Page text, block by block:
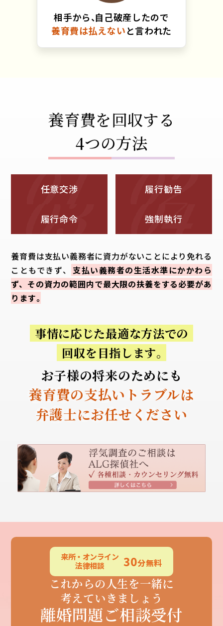
相手から、自己破産したので
養育費は払えないと言われた
養育費を回収する
4つの方法
任意交渉 履行勧告
履行命令 強制執行
養育費は支払い義務者に資力がないことにより免れる
こともできず、 支払い義務者の生活水準にかかわら
ず、その資力の範囲内で最大限の扶養をする必要があ
ります。
事情に応じた最適な方法での
回収を目指します。
お子様の将来のためにも
養育費の支払いトラブルは
弁護士にお任せください
来所・ オンライン
法律相談
30分無料
これからの人生を一緒に
考えていきましょう
離婚問題ご相談受付